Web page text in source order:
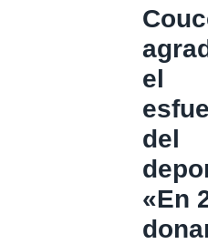
el
del
«En